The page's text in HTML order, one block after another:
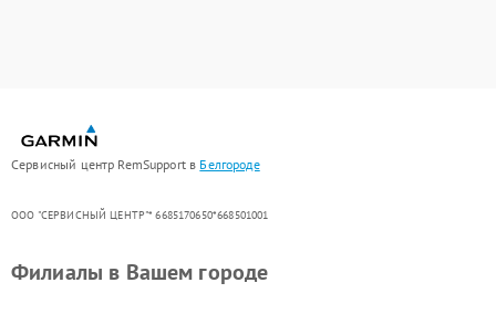
Сервисный центр RemSupport в Белгороде
ООО "СЕРВИСНЫЙ ЦЕНТР"* 6685170650*668501001
Филиалы в Вашем городе